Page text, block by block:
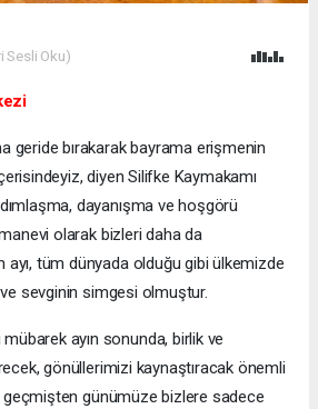
Sesli Oku)
geride bırakarak bayrama erişmenin
diyen Silifke Kaymakamı
dayanışma ve hoşgörü
olarak bizleri daha da
ayı, tüm dünyada olduğu gibi ülkemizde
ve sevginin simgesi olmuştur.
ayın sonunda, birlik ve
gönüllerimizi kaynaştıracak önemli
geçmişten günümüze bizlere sadece